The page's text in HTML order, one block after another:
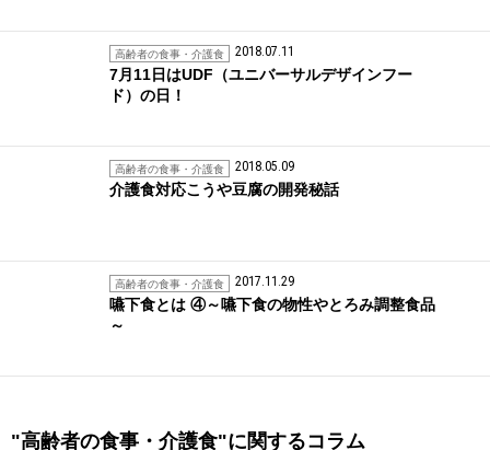
高齢者の食事・介護食 2018.07.11
7月11日はUDF（ユニバーサルデザインフー
ド）の日！
高齢者の食事・介護食 2018.05.09
介護食対応こうや豆腐の開発秘話
高齢者の食事・介護食 2017.11.29
嚥下食とは ④～嚥下食の物性やとろみ調整食品
～
"高齢者の食事・介護食"に関するコラム